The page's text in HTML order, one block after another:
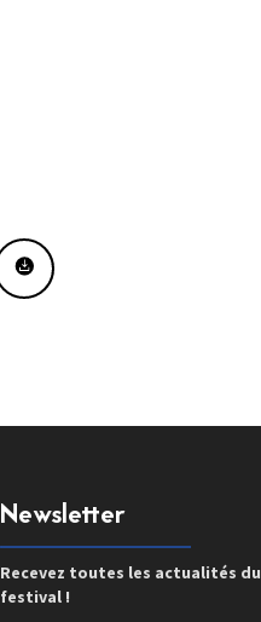
Newsletter
Recevez toutes les actualités du
festival !